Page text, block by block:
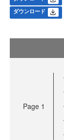
ダウンロード
Page 1